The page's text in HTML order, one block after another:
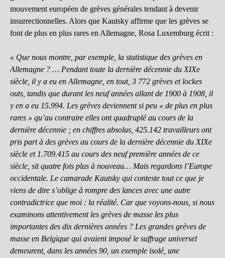
mouvement européen de grèves générales tendant à devenir
insurrectionnelles. Alors que Kautsky affirme que les grèves se
font de plus en plus rares en Allemagne, Rosa Luxemburg écrit :
« Que nous montre, par exemple, la statistique des grèves en
Allemagne ? … Pendant toute la dernière décennie du XIXe
siècle, il y a eu en Allemagne, en tout, 3 772 grèves et lockes
outs, tandis que durant les neuf années allant de 1900 à 1908, il
y en a eu 15.994. Les grèves deviennent si peu « de plus en plus
rares » qu’au contraire elles ont quadruplé au cours de la
dernière décennie ; en chiffres absolus, 425.142 travailleurs ont
pris part à des grèves au cours de la dernière décennie du XIXe
siècle et 1.709.415 au cours des neuf première années de ce
siècle, sit quatre fois plus à nouveau… Mais regardons l’Europe
occidentale. Le camarade Kautsky qui conteste tout ce que je
viens de dire s’oblige à rompre des lances avec une autre
contradictrice que moi : la réalité. Car que voyons-nous, si nous
examinons attentivement les grèves de masse les plus
importantes des dix dernières années ? Les grandes grèves de
masse en Belgique qui avaient imposé le suffrage universel
demeurent, dans les années 90, un exemple isolé, une